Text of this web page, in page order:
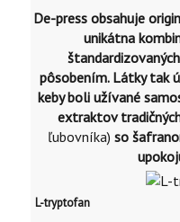
De-press obsahuje
unikátna
pôsobením. Látky tak
keby boli užívané
extraktov
ľubovníka) so
L-tryptofan